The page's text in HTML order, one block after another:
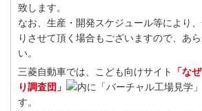
致します。
なお、生産・開発スケジュール等により
りさせて頂く場合もございますので、あ
い。
三菱自動車では、こども向けサイト
「な
り調査団」
内に「バーチャル工場見学
す。